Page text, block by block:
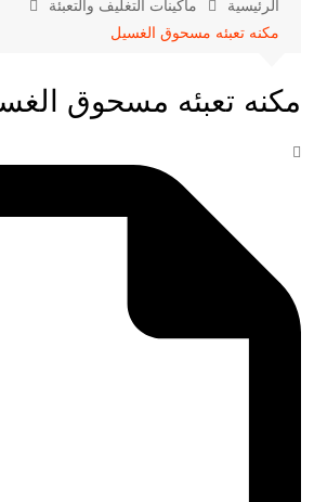
الرئيسية
ماكينات التغليف والتعبئة
مكنه تعبئه مسحوق الغسيل
مكنه تعبئه مسحوق